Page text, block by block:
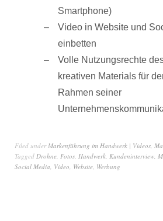
Smartphone)
Video in Website und
einbetten
Volle Nutzungsrechte
kreativen Materials für
Rahmen seiner
Filed underMarkenführung im Handwerk | Videos,
Tagged Drohne, Fotos, Handwerk, Kundeninterview,
Social Media, Video, Website, Werbung